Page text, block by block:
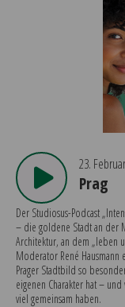
23.
Prag
Der Studiosus-Podcast
– die goldene Stadt an der
Architektur, an dem „leben
Moderator René Hausmann
Prager Stadtbild so
eigenen Charakter hat –
viel gemeinsam haben.